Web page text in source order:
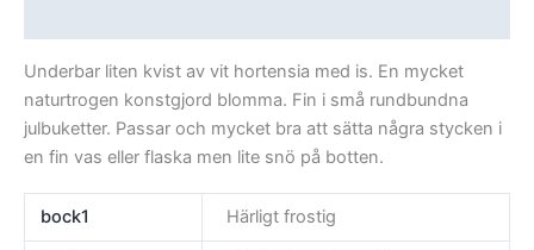
Underbar liten kvist av vit hortensia med is. En mycket
naturtrogen konstgjord blomma. Fin i små rundbundna
julbuketter. Passar och mycket bra att sätta några stycken i
en fin vas eller flaska men lite snö på botten.
bock1 Härligt frostig